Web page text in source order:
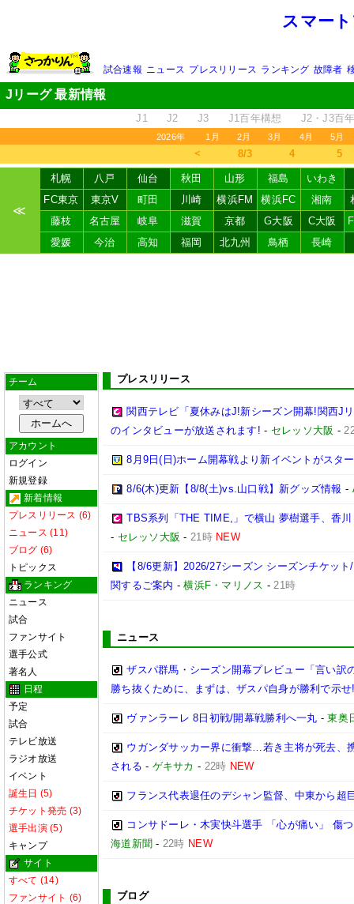
スマー
試合速報 ニュース プレスリリース ランキング 故障者
Jリーグ 最新情報
J1 J2 J3 J1百年構想 J2・J3百
2026年 1月 2月 3月 4月 5月
＜ 8/3 4 5
≪
札幌 八戸 仙台 秋田 山形 福島
いわき
FC東京
東京V 町田 川崎 横浜FM 横浜FC 湘南
藤枝
名古屋 岐阜 滋賀 京都 G大阪 C大阪
愛媛
今治 高知 福岡 北九州 鳥栖 長崎
チーム
アカウント
ログイン
新規登録
新着情報
プレスリリース (6)
ニュース (11)
ブログ (6)
トピックス
ランキング
ニュース
試合
ファンサイト
選手公式
著名人
日程
予定
試合
テレビ放送
ラジオ放送
イベント
誕生日 (5)
チケット発売 (3)
選手出演 (5)
キャンプ
サイト
すべて (14)
ファンサイト (6)
プレスリリース
関西テレビ「夏休みはJ!新シーズン開幕!関西J
のインタビューが放送されます! - セレッソ大阪 -
8月9日(日)ホーム開幕戦より新イベントがスタ
8/6(木)更新【8/8(土)vs.山口戦】新グッズ情報 -
TBS系列「THE TIME,」で横山 夢樹選手、香
- セレッソ大阪 - 21時 NEW
【8/6更新】2026/27シーズン シーズンチケッ
関するご案内 -横浜F・マリノス -21時
ニュース
ザスパ群馬・シーズン開幕プレビュー「言い訳
勝ち抜くために、まずは、ザスパ自身が勝利で示せ
ヴァンラーレ 8日初戦/開幕戦勝利へ一丸 -東奥
ウガンダサッカー界に衝撃…若き主将が死去、
される - ゲキサカ - 22時 NEW
フランス代表退任のデシャン監督、中東から超
コンサドーレ・木実快斗選手 「心が痛い」 傷
海道新聞 - 22時 NEW
ブログ